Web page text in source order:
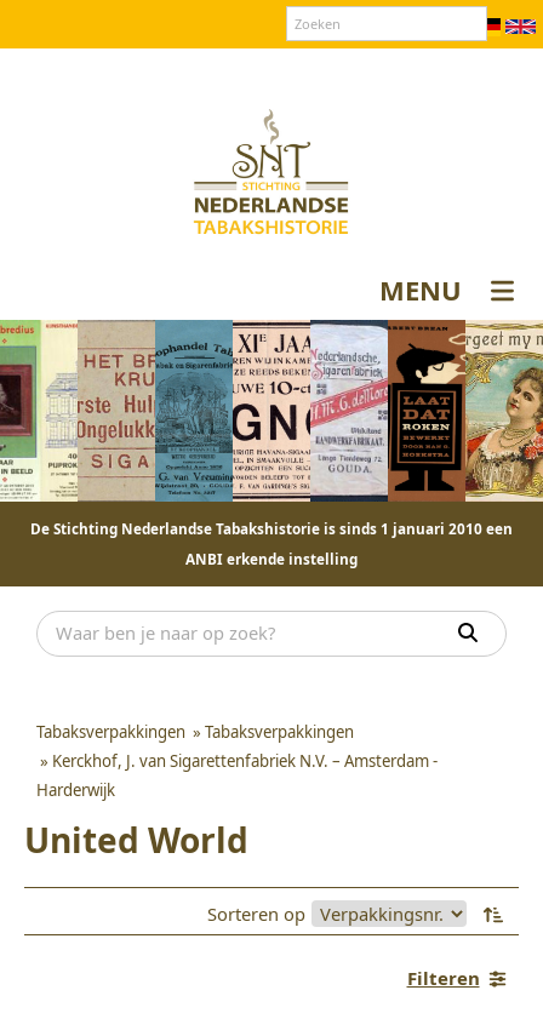
MENU
De Stichting Nederlandse Tabakshistorie is sinds 1 januari 2010 een
ANBI erkende instelling
Tabaksverpakkingen » Tabaksverpakkingen
» Kerckhof, J. van Sigarettenfabriek N.V. – Amsterdam -
Harderwijk
United World
Sorteren op
Filteren